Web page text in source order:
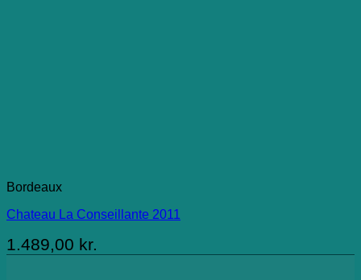
Bordeaux
Chateau La Conseillante 2011
1.489,00 kr.